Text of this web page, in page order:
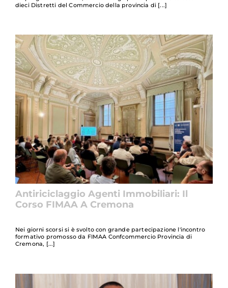
dieci Distretti del Commercio della provincia di
Antiriciclaggio Agenti Immobiliari: Il
Corso FIMAA A Cremona
Nei giorni scorsi si è svolto con grande partecipazione l'incontro
formativo promosso da FIMAA Confcommercio Provincia di
Cremona,